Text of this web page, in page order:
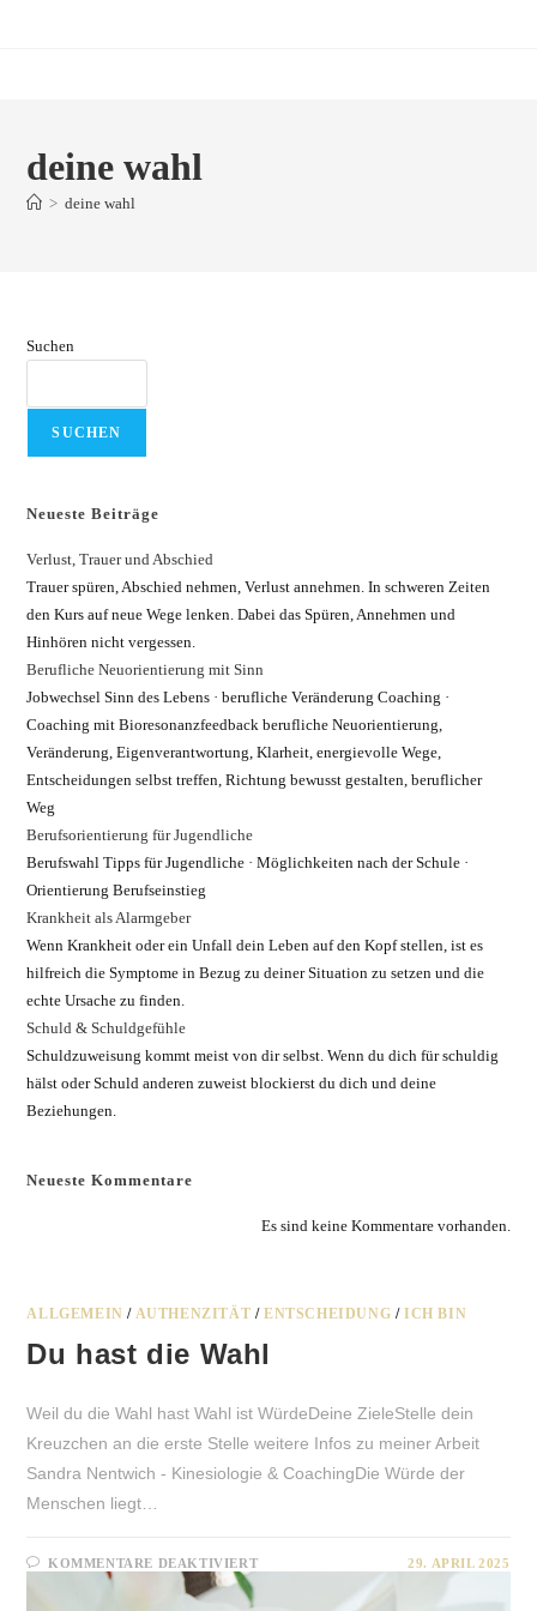
deine wahl
> deine wahl
Suchen
SUCHEN
Neueste Beiträge
Verlust, Trauer und Abschied
Trauer spüren, Abschied nehmen, Verlust annehmen. In schweren Zeiten
den Kurs auf neue Wege lenken. Dabei das Spüren, Annehmen und
Hinhören nicht vergessen.
Berufliche Neuorientierung mit Sinn
Jobwechsel Sinn des Lebens · berufliche Veränderung Coaching ·
Coaching mit Bioresonanzfeedback berufliche Neuorientierung,
Veränderung, Eigenverantwortung, Klarheit, energievolle Wege,
Entscheidungen selbst treffen, Richtung bewusst gestalten, beruflicher
Weg
Berufsorientierung für Jugendliche
Berufswahl Tipps für Jugendliche · Möglichkeiten nach der Schule ·
Orientierung Berufseinstieg
Krankheit als Alarmgeber
Wenn Krankheit oder ein Unfall dein Leben auf den Kopf stellen, ist es
hilfreich die Symptome in Bezug zu deiner Situation zu setzen und die
echte Ursache zu finden.
Schuld & Schuldgefühle
Schuldzuweisung kommt meist von dir selbst. Wenn du dich für schuldig
hälst oder Schuld anderen zuweist blockierst du dich und deine
Beziehungen.
Neueste Kommentare
Es sind keine Kommentare vorhanden.
ALLGEMEIN / AUTHENZITÄT /ENTSCHEIDUNG /ICH BIN
Du hast die Wahl
Weil du die Wahl hast Wahl ist WürdeDeine ZieleStelle dein
Kreuzchen an die erste Stelle weitere Infos zu meiner Arbeit
Sandra Nentwich - Kinesiologie & CoachingDie Würde der
Menschen liegt…
KOMMENTARE DEAKTIVIERTFÜR
29. APRIL 2025